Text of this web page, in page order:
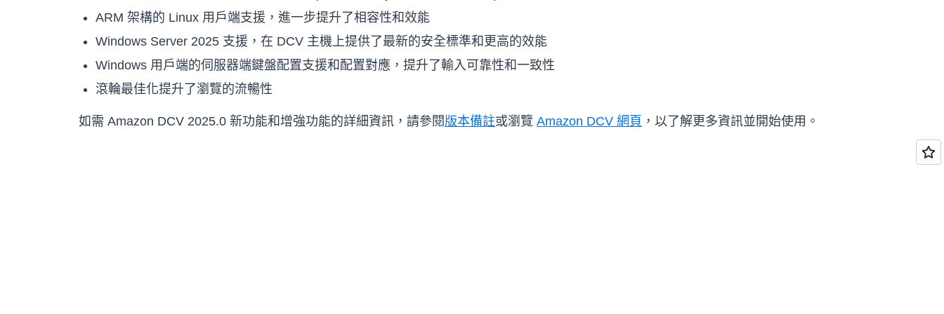
ARM 架構的 Linux 用戶端支援，進一步提升了相容性和效能
Windows Server 2025 支援，在 DCV 主機上提供了最新的安全標準和更高的效能
Windows 用戶端的伺服器端鍵盤配置支援和配置對應，提升了輸入可靠性和一致性
滾輪最佳化提升了瀏覽的流暢性
如需 Amazon DCV 2025.0 新功能和增強功能的詳細資訊，請參閱版本備註或瀏覽 Amazon DCV 網頁 ，以了解更多資訊並開始使用。